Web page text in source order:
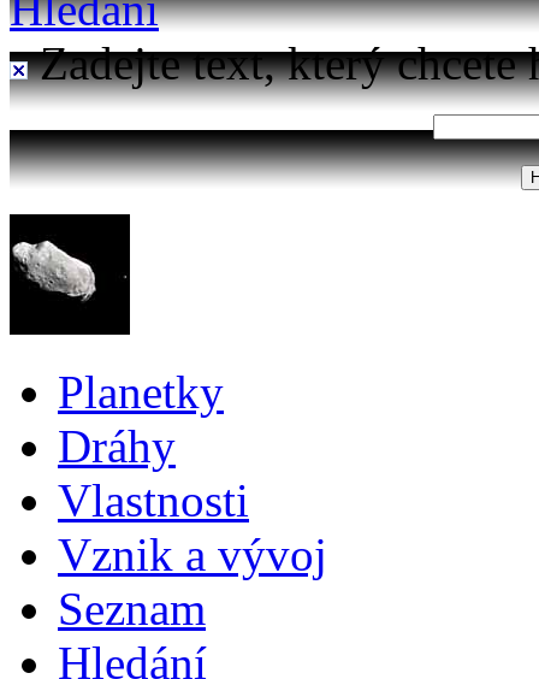
Zadejte text, který chcete
Planetky
Dráhy
Vlastnosti
Vznik a vývoj
Seznam
Hledání